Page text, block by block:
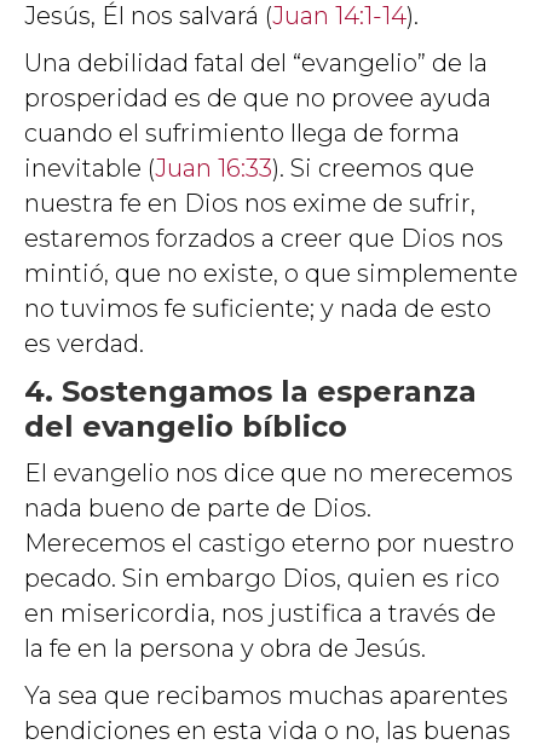
Jesús, Él nos salvará (Juan 14:1-14).
Una debilidad fatal del “evangelio” de la
prosperidad es de que no provee ayuda
cuando el sufrimiento llega de forma
inevitable (Juan 16:33). Si creemos que
nuestra fe en Dios nos exime de sufrir,
estaremos forzados a creer que Dios nos
mintió, que no existe, o que simplemente
no tuvimos fe suficiente; y nada de esto
es verdad.
4. Sostengamos la esperanza
del evangelio bíblico
El evangelio nos dice que no merecemos
nada bueno de parte de Dios.
Merecemos el castigo eterno por nuestro
pecado. Sin embargo Dios, quien es rico
en misericordia, nos justifica a través de
la fe en la persona y obra de Jesús.
Ya sea que recibamos muchas aparentes
bendiciones en esta vida o no, las buenas